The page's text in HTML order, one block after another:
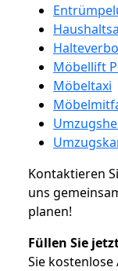
Möbellift
Möbeltaxi
Kontaktieren
uns
planen!
Füllen Sie
Sie kostenlose